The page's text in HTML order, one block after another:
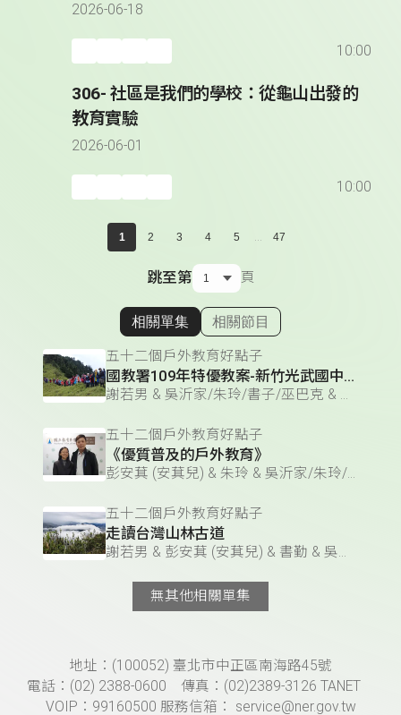
2026-06-18
10:00
306- 社區是我們的學校：從龜山出發的
教育實驗
2026-06-01
10:00
1 2 3 4 5 ... 47
跳至第 頁
顯示相關單集
相關單集 相關節目
五十二個戶外教育好點子
國教署109年特優教案-新竹光武國中「空中的島嶼」
謝若男 & 吳沂家/朱玲/書子/巫巴克 & 吳沂家 & 巫巴克 & 書子 & 彭安萁 (安萁兒) & 吳沂家、朱玲、書子、巫巴克、書勤 & 朱玲 & 書勤
五十二個戶外教育好點子
《優質普及的戶外教育》
彭安萁 (安萁兒) & 朱玲 & 吳沂家/朱玲/書子/巫巴克 & 巫巴克 & 書子 & 吳沂家 & 吳沂家、朱玲、書子、巫巴克、書勤 & 書勤 & 謝若男
五十二個戶外教育好點子
走讀台灣山林古道
謝若男 & 彭安萁 (安萁兒) & 書勤 & 吳沂家/朱玲/書子/巫巴克 & 吳沂家 & 吳沂家、朱玲、書子、巫巴克、書勤 & 朱玲 & 巫巴克 & 書子
無其他相關單集
頁尾資訊地址：(100052) 臺北市中正區南海路45號
電話：(02) 2388-0600 傳真：(02)2389-3126 TANET
VOIP：99160500 服務信箱： service@ner.gov.tw